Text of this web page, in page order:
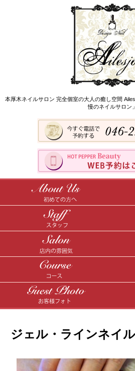
本厚木ネイルサロン 完全個室の大人の癒し空間
慢のネイルサロン」
ジェル・ラインネイ